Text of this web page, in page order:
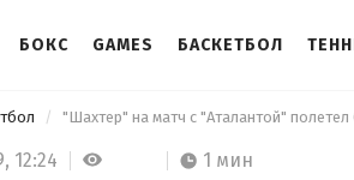
БОКС GAMES БАСКЕТБОЛ
12:24 1 мин